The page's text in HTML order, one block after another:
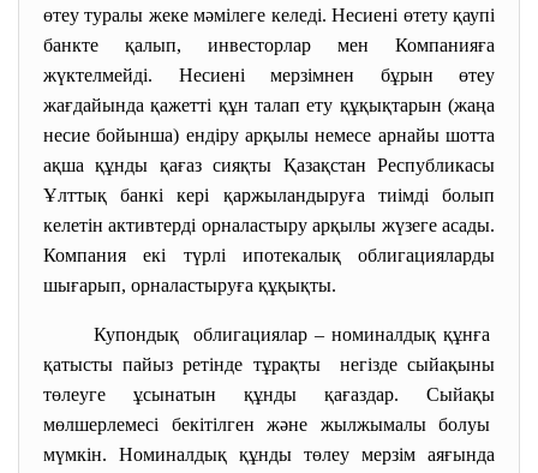
өтеу туралы жеке мәмілеге келеді. Несиені өтету қаупі
банкте қалып, инвесторлар мен Компанияға
жүктелмейді. Несиені мерзімнен бұрын өтеу
жағдайында қажетті құн талап ету құқықтарын (жаңа
несие бойынша) ендіру арқылы немесе арнайы шотта
ақша құнды қағаз сияқты Қазақстан Республикасы
Ұлттық банкі кері қаржыландыруға тиімді болып
келетін активтерді орналастыру арқылы жүзеге асады.
Компания екі түрлі ипотекалық облигацияларды
шығарып, орналастыруға құқықты.
Купондық облигациялар – номиналдық құнға
қатысты пайыз ретінде тұрақты негізде сыйақыны
төлеуге ұсынатын құнды қағаздар. Сыйақы
мөлшерлемесі бекітілген және жылжымалы болуы
мүмкін. Номиналдық құнды төлеу мерзім аяғында